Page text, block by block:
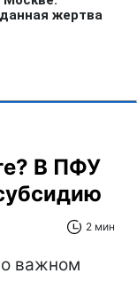
В ПФУ
2 мин
важном